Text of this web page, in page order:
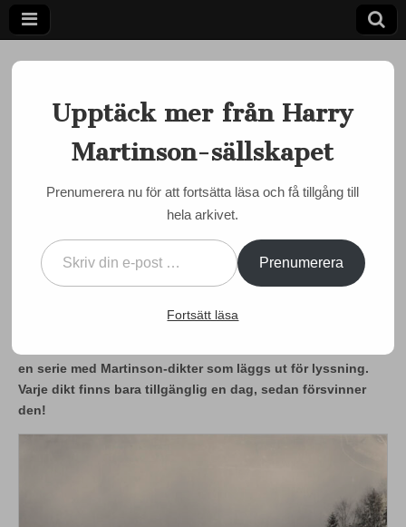
Harry
Martinson-
sällskapet
Ett författarskap som fångar daggdroppen och speglar
kosmos
SOCIALA MEDIER
Lyssna på Martinson-lyrik
hela december månad
admin•29 november, 2022•0 Comments
en serie med Martinson-dikter som läggs ut för lyssning.
Varje dikt finns bara tillgänglig en dag, sedan försvinner
den!
Upptäck mer från Harry
Martinson-sällskapet
Prenumerera nu för att fortsätta läsa och få tillgång till
hela arkivet.
Prenumerera
Fortsätt läsa